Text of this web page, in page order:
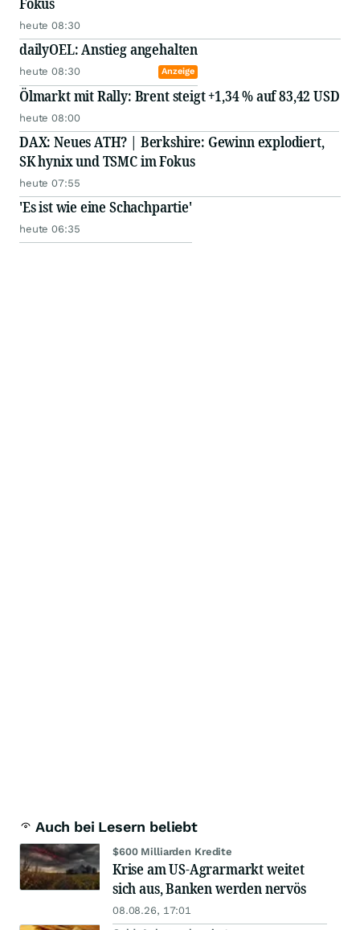
heute 08:30
dailyOEL: Anstieg angehalten
heute 08:30 Anzeige
Ölmarkt mit Rally: Brent steigt +1,34 % auf 83,42 USD
heute 08:00
DAX: Neues ATH? | Berkshire: Gewinn explodiert,
SK hynix und TSMC im Fokus
heute 07:55
'Es ist wie eine Schachpartie'
heute 06:35
Auch bei Lesern beliebt
$600 Milliarden Kredite
Krise am US-Agrarmarkt weitet
sich aus, Banken werden nervös
08.08.26, 17:01